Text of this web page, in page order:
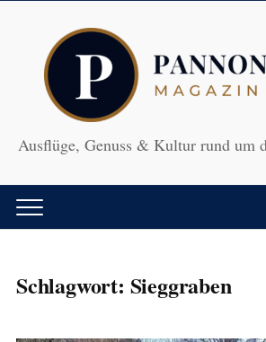
Ausflüge, Genuss & Kultur rund um
Schlagwort: Sieggraben